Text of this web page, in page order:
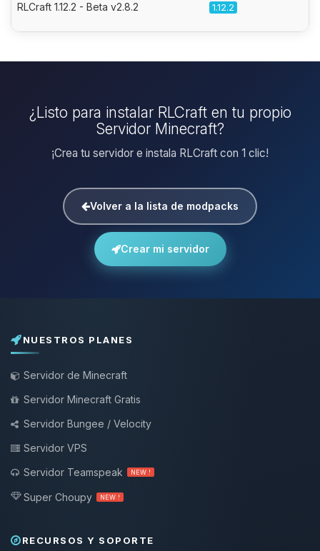
RLCraft 1.12.2 - Beta v2.8.2 1.12.2
¿Listo para instalar RLCraft en tu propio
Servidor Minecraft?
¡Crea tu servidor e instala RLCraft con 1 clic!
Volver a la lista de modpacks
Crear mi servidor
NUESTROS PLANES
Servidor de Minecraft
Servidor Minecraft Gratis
Servidor Bungee / Velocity
Servidor VPS
Servidor Teamspeak
NEW !
Super Choupy NEW !
RECURSOS Y SOPORTE